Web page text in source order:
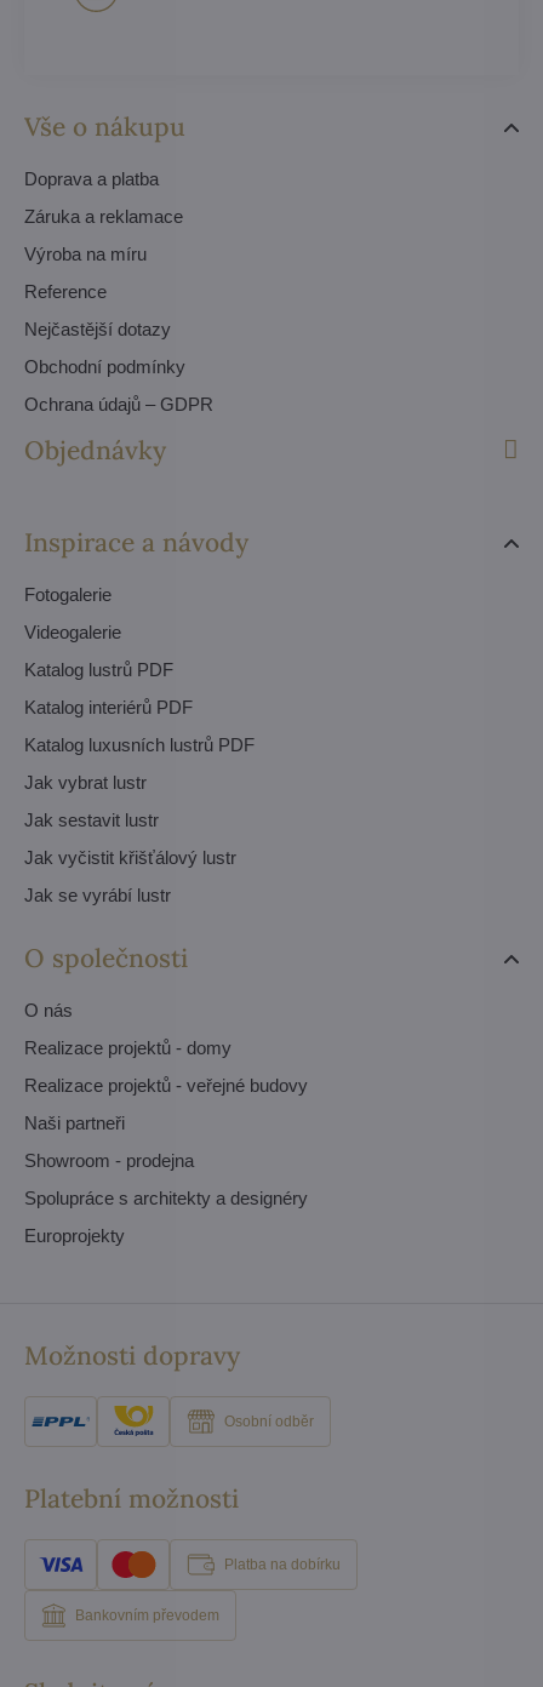
Vše o nákupu
Doprava a platba
Záruka a reklamace
Výroba na míru
Reference
Nejčastější dotazy
Obchodní podmínky
Ochrana údajů – GDPR
Objednávky
Inspirace a návody
Fotogalerie
Videogalerie
Katalog lustrů PDF
Katalog interiérů PDF
Katalog luxusních lustrů PDF
Jak vybrat lustr
Jak sestavit lustr
Jak vyčistit křišťálový lustr
Jak se vyrábí lustr
O společnosti
O nás
Realizace projektů - domy
Realizace projektů - veřejné budovy
Naši partneři
Showroom - prodejna
Spolupráce s architekty a designéry
Europrojekty
Možnosti dopravy
Osobní odběr
Platební možnosti
Platba na dobírku
Bankovním převodem